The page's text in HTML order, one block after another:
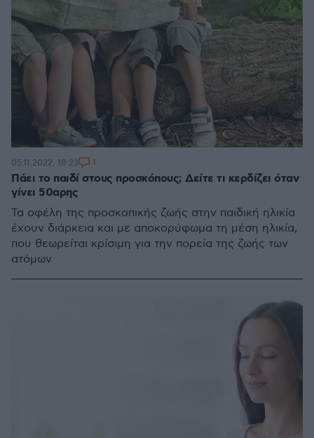
Πάει το παιδί στους προσκόπους; Δείτε τι κερδίζει όταν
γίνει 50αρης
Τα οφέλη της προσκοπικής ζωής στην παιδική ηλικία
έχουν διάρκεια και με αποκορύφωμα τη μέση ηλικία,
που θεωρείται κρίσιμη για την πορεία της ζωής των
ατόμων
05.11.2022, 18:23 1